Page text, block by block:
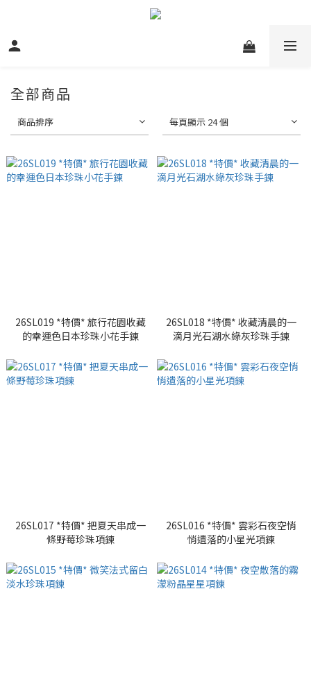
全部商品
商品排序 每頁顯示 24 個
26SL019 *特價* 旅行花園收藏
的幸運色日本珍珠小花手鍊
26SL018 *特價* 收藏清晨的一
滴月光石湖水綠灰珍珠手鍊
26SL017 *特價* 把夏天串成一
條野莓珍珠項鍊
26SL016 *特價* 雲彩石夜空悄
悄遺落的小星光項鍊